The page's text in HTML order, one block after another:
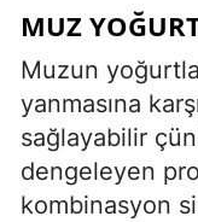
MUZ
Muzun
yanmasına
sağlayabilir
dengeleyen
kombinasyon